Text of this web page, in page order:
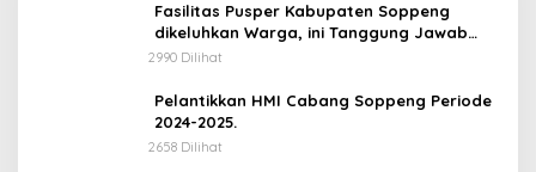
Fasilitas Pusper Kabupaten Soppeng
dikeluhkan Warga, ini Tanggung Jawab
Siapa.
2990 Dilihat
Pelantikkan HMI Cabang Soppeng Periode
2024-2025.
2658 Dilihat